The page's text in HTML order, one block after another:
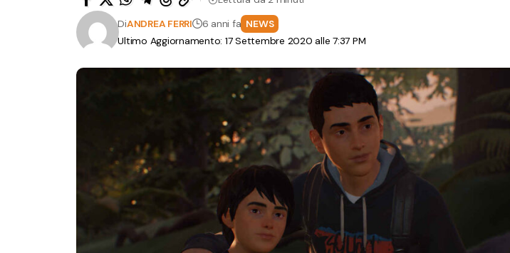
Ultimo Aggiornamento: 17 Settembre 2020 alle 7:37 PM
DiANDREA FERRI 6 anni fa NEWS